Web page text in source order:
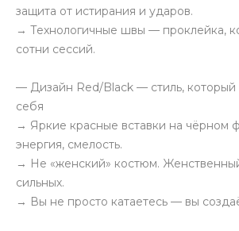
защита от истирания и ударов.
→ Технологичные швы — проклейка,
сотни сессий.
— Дизайн Red/Black — стиль, который
себя
→ Яркие красные вставки на чёрном
энергия, смелость.
→ Не «женский» костюм.
сильных.
→ Вы не просто катаетесь — вы